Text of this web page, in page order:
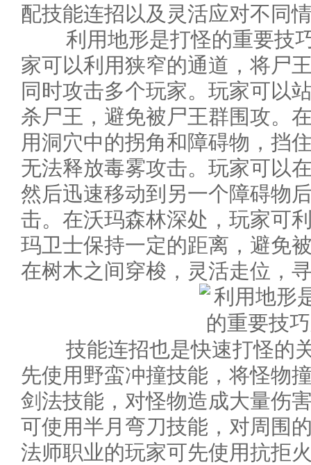
配技能连招以及灵活应对不同
利用地形是打怪的重要技
家可以利用狭窄的通道，将尸
同时攻击多个玩家。玩家可以
杀尸王，避免被尸王群围攻。
用洞穴中的拐角和障碍物，挡
无法释放毒雾攻击。玩家可以
然后迅速移动到另一个障碍物
击。在沃玛森林深处，玩家可
玛卫士保持一定的距离，避免
在树木之间穿梭，灵活走位，
技能连招也是快速打怪的
先使用野蛮冲撞技能，将怪物
剑法技能，对怪物造成大量伤
可使用半月弯刀技能，对周围
法师职业的玩家可先使用抗拒